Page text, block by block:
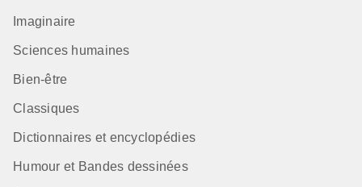
Imaginaire
Sciences humaines
Bien-être
Classiques
Dictionnaires et encyclopédies
Humour et Bandes dessinées